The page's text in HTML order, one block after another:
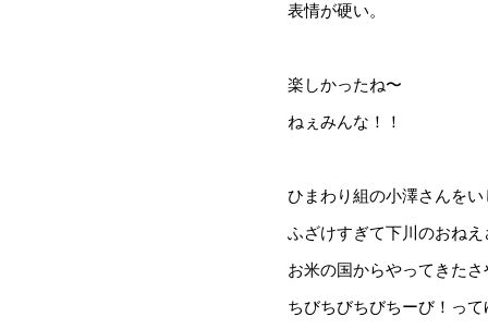
表情が硬い。
楽しかったね〜
ねぇみんな！！
ひまわり組の小澤さんを
ふざけすぎて下川のおね
お米の国からやってきた
ちびちびちびちーび！っ